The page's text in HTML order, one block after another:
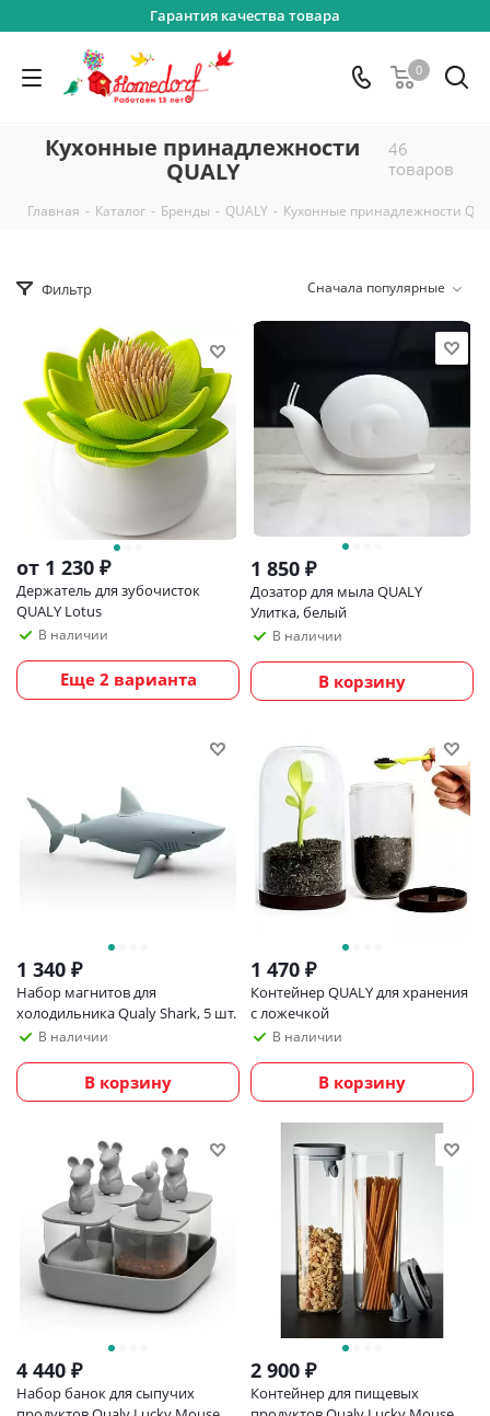
Гарантия качества товара
0
Кухонные принадлежности
QUALY
46
товаров
Главная - Каталог - Бренды - QUALY - Кухонные принадлежности
Фильтр Сначала популярные
от 1 230 ₽
Держатель для зубочисток
QUALY Lotus
В наличии
Еще 2 варианта
1 850 ₽
Дозатор для мыла QUALY
Улитка, белый
В наличии
В корзину
1 340 ₽
Набор магнитов для
холодильника Qualy Shark, 5 шт.
В наличии
В корзину
1 470 ₽
Контейнер QUALY для хранения
с ложечкой
В наличии
В корзину
4 440 ₽
Набор банок для сыпучих
2 900 ₽
Контейнер для пищевых